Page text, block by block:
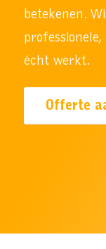
betekenen.
écht werkt.
Offerte